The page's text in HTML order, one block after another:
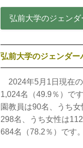
弘前大学のジェン
弘前大学のジェンダ
2024年5月1日現在の
1,024名（49.9％）で
園教員は90名、うち
298名、うち女性は
684名（78.2％）です